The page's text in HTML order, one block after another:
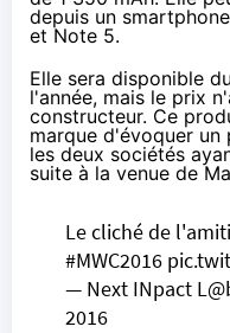
depuis un
et Note 5.
Elle sera disponible
l'année, mais le prix
constructeur. Ce
marque d'évoquer
les deux sociétés
suite à la venue de
Le cliché de
#MWC2016
— Next INpact
2016